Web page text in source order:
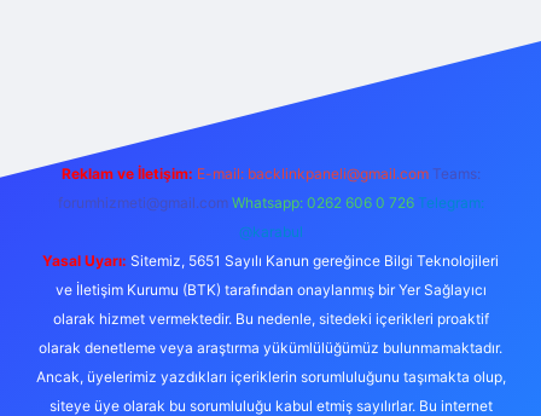
Reklam ve İletişim: E-mail: backlinkpaneli@gmail.com Teams:
forumhizmeti@gmail.com Whatsapp: 0262 606 0 726 Telegram:
@karabul
Yasal Uyarı: Sitemiz, 5651 Sayılı Kanun gereğince Bilgi Teknolojileri
ve İletişim Kurumu (BTK) tarafından onaylanmış bir Yer Sağlayıcı
olarak hizmet vermektedir. Bu nedenle, sitedeki içerikleri proaktif
olarak denetleme veya araştırma yükümlülüğümüz bulunmamaktadır.
Ancak, üyelerimiz yazdıkları içeriklerin sorumluluğunu taşımakta olup,
siteye üye olarak bu sorumluluğu kabul etmiş sayılırlar. Bu internet